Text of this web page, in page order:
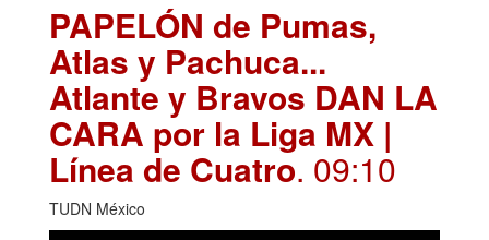
PAPELÓN de Pumas,
Atlas y Pachuca...
Atlante y Bravos DAN LA
CARA por la Liga MX |
Línea de Cuatro. 09:10
TUDN México